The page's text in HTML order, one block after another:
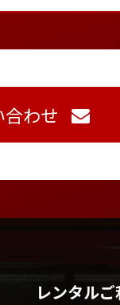
合わせ
レンタル